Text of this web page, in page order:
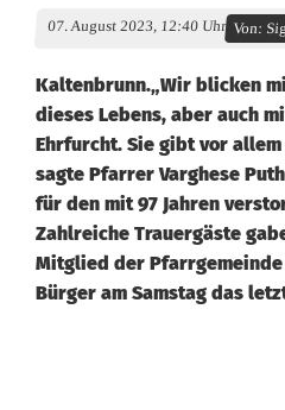
07. August 2023, 12:40 Uhr Von:
Kaltenbrunn.„Wir blicken
dieses Lebens, aber auch
Ehrfurcht. Sie gibt vor allem
sagte Pfarrer Varghese
für den mit 97 Jahren
Zahlreiche Trauergäste
Mitglied der
Bürger am Samstag das